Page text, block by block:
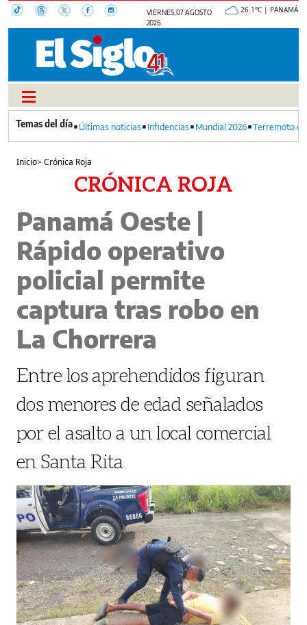
VIERNES, 07 AGOSTO
2026
26.1°C | PANAMÁ
Últimas noticias Infidencias Mundial 2026 Terremoto
Inicio>Crónica Roja
CRÓNICA ROJA
Panamá Oeste |
Rápido operativo
policial permite
captura tras robo en
La Chorrera
Entre los aprehendidos figuran
dos menores de edad señalados
por el asalto a un local comercial
en Santa Rita